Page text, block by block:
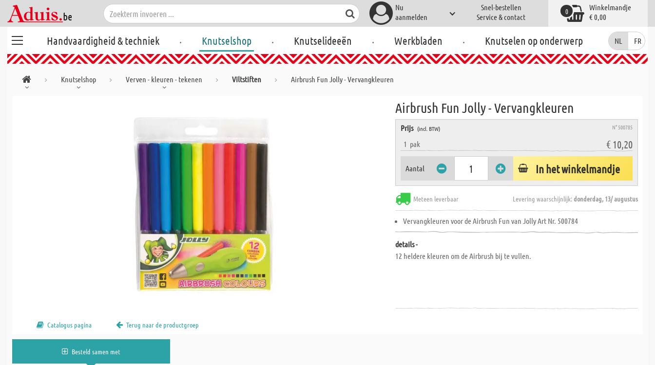
Nu
aanmelden
Snel-bestellen
Service & contact
Winkelmandje
€ 0,00
0
Handvaardigheid & techniek . Knutselshop . Knutselideeën . Werkbladen . Knutselen op onderwerp NL FR
Knutselshop Verven - kleuren - tekenen Viltstiften Airbrush Fun Jolly - Vervangkleuren
Airbrush Fun Jolly - Vervangkleuren
Prijs (incl. BTW) N° 500785
1 pak € 10,20
Aantal In het winkelmandje
Meteen leverbaar Levering waarschijnlijk:donderdag, 13/ augustus
Vervangkleuren voor de Airbrush Fun van Jolly Art Nr. 500784
details -
12 heldere kleuren om de Airbrush bij te vullen.
Catalogus pagina Terug naar de productgroep
Besteld samen met